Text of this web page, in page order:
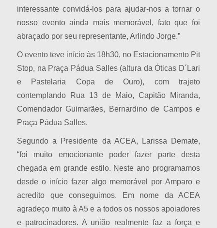
interessante convidá-los para ajudar-nos a tornar o
nosso evento ainda mais memorável, fato que foi
abraçado por seu representante, Arlindo Jorge.”
O evento teve início às 18h30, no Estacionamento Pit
Stop, na Praça Pádua Salles (altura da Óticas D´Lari
e Pastelaria Copa de Ouro), com trajeto
contemplando Rua 13 de Maio, Capitão Miranda,
Comendador Guimarães, Bernardino de Campos e
Praça Pádua Salles.
Segundo a Presidente da ACEA, Larissa Demate,
“foi muito emocionante poder fazer parte desta
chegada em grande estilo. Neste ano programamos
desde o início fazer algo memorável por Amparo e
acredito que conseguimos. Em nome da ACEA
agradeço muito à A5 e a todos os nossos apoiadores
e patrocinadores. A união realmente faz a força e